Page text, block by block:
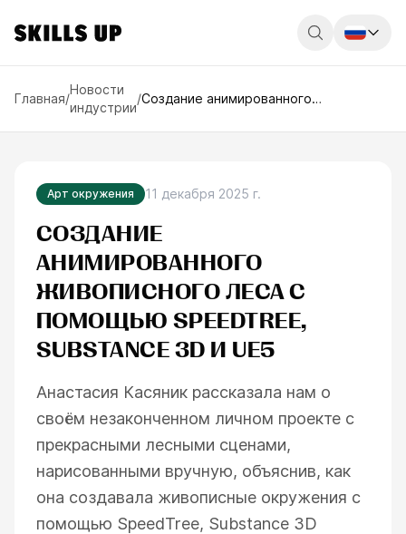
Главная/
Новости
индустрии
/Создание анимированного
SpeedTree, Substance 3D и UE5
Арт окружения 11 декабря 2025 г.
СОЗДАНИЕ
АНИМИРОВАННОГО
ЖИВОПИСНОГО ЛЕСА С
ПОМОЩЬЮ SPEEDTREE,
SUBSTANCE 3D И UE5
Анастасия Касяник рассказала нам о
своём незаконченном личном проекте с
прекрасными лесными сценами,
нарисованными вручную, объяснив, как
она создавала живописные окружения с
помощью SpeedTree, Substance 3D